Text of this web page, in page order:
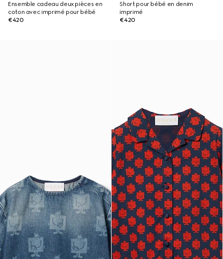
Ensemble cadeau deux pièces en
coton avec imprimé pour bébé
€420
Short pour bébé en denim
imprimé
€420